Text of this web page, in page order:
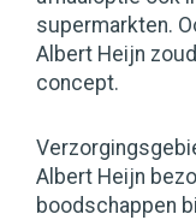
supermarkten.
Albert Heijn
concept.
Albert Heijn
boodschappen